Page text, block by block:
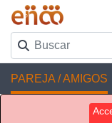
PAREJA / AMIGOS